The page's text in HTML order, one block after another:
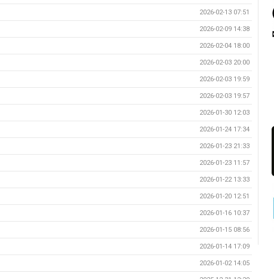
2026-02-13 07:51
2026-02-09 14:38
2026-02-04 18:00
2026-02-03 20:00
2026-02-03 19:59
2026-02-03 19:57
2026-01-30 12:03
2026-01-24 17:34
2026-01-23 21:33
2026-01-23 11:57
2026-01-22 13:33
2026-01-20 12:51
2026-01-16 10:37
2026-01-15 08:56
2026-01-14 17:09
2026-01-02 14:05